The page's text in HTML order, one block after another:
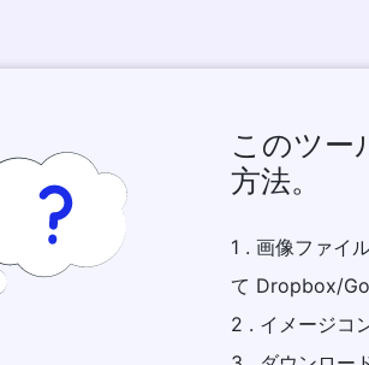
このツー
方法。
1 . 画像ファイ
て Dropbox/
2 . イメージコ